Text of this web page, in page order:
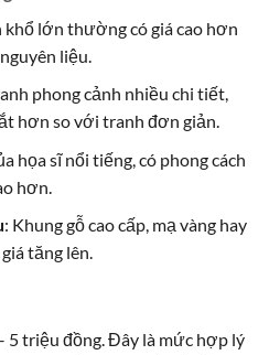
khổ lớn thường có giá cao hơn
liệu.
phong cảnh nhiều chi tiết,
hơn so với tranh đơn giản.
họa sĩ nổi tiếng, có phong cách
hơn.
: Khung gỗ cao cấp, mạ vàng hay
tăng lên.
5 triệu đồng. Đây là mức hợp lý